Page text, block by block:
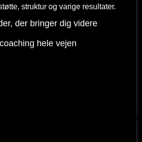
struktur og varige resultater.
der bringer dig videre
hele vejen